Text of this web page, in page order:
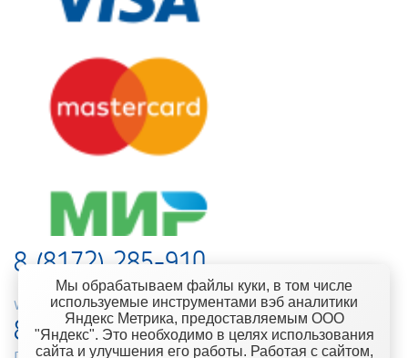
8 (8172) 285-910
web-support@kontinent.ru
8 900 501-25-53
Мы обрабатываем файлы куки, в том числе
используемые инструментами вэб аналитики
Яндекс Метрика, предоставляемым ООО
"Яндекс". Это необходимо в целях использования
сайта и улучшения его работы. Работая с сайтом,